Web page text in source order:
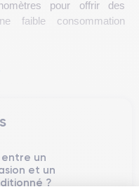
pour offrir des
faible consommation
arrière : un
est quant à elle de
de fournir jusqu'à 20
et 80 heures en lecture
un
et un
?